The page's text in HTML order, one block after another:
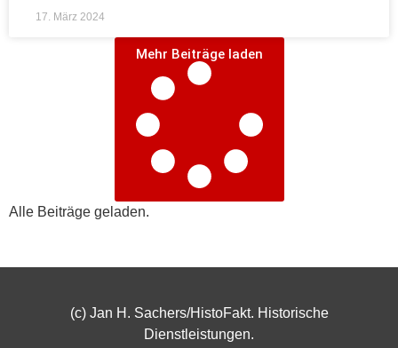
17. März 2024
Mehr Beiträge laden
Alle Beiträge geladen.
(c) Jan H. Sachers/HistoFakt. Historische
Dienstleistungen.